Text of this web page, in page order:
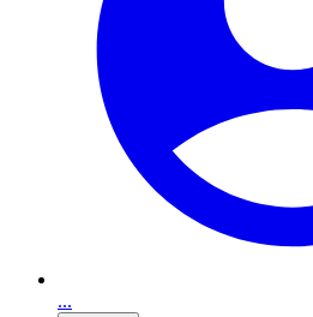
...